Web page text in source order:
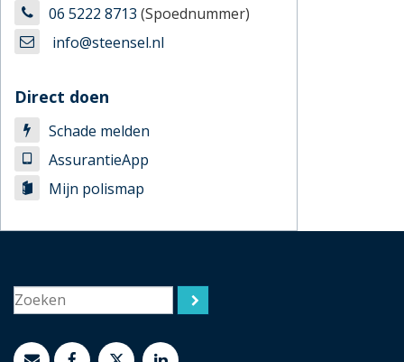
06 5222 8713 (Spoednummer)
info@steensel.nl
Direct doen
Schade melden
AssurantieApp
Mijn polismap